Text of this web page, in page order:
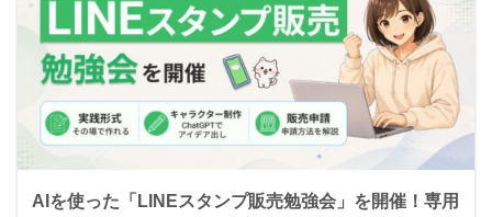
AIを使った「LINEスタンプ販売勉強会」を開催！専用